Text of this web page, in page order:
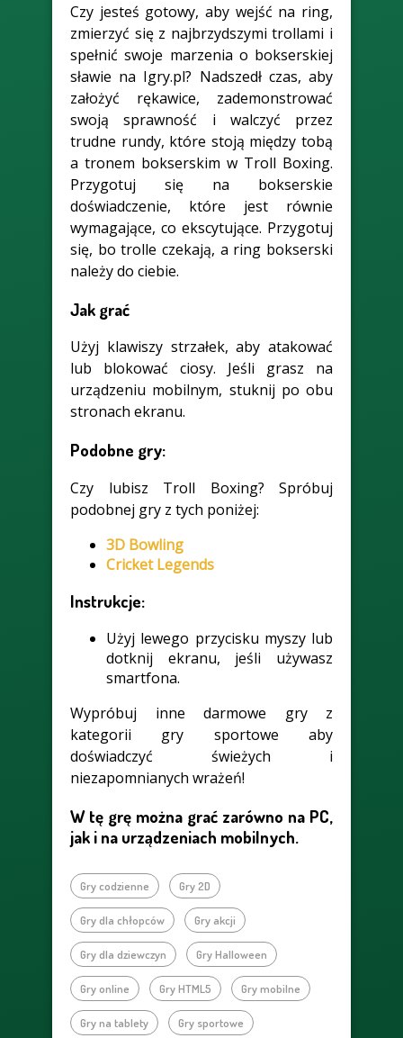
Czy jesteś gotowy, aby wejść na ring,
zmierzyć się z najbrzydszymi trollami i
spełnić swoje marzenia o bokserskiej
sławie na Igry.pl? Nadszedł czas, aby
założyć rękawice, zademonstrować
swoją sprawność i walczyć przez
trudne rundy, które stoją między tobą
a tronem bokserskim w Troll Boxing.
Przygotuj się na bokserskie
doświadczenie, które jest równie
wymagające, co ekscytujące. Przygotuj
się, bo trolle czekają, a ring bokserski
należy do ciebie.
Jak grać
Użyj klawiszy strzałek, aby atakować
lub blokować ciosy. Jeśli grasz na
urządzeniu mobilnym, stuknij po obu
stronach ekranu.
Podobne gry:
Czy lubisz Troll Boxing? Spróbuj
podobnej gry z tych poniżej:
3D Bowling
Cricket Legends
Instrukcje:
Użyj lewego przycisku myszy lub
dotknij ekranu, jeśli używasz
smartfona.
Wypróbuj inne darmowe gry z
kategorii gry sportowe aby
doświadczyć świeżych i
niezapomnianych wrażeń!
W tę grę można grać zarówno na PC,
jak i na urządzeniach mobilnych.
Gry codzienne Gry 2D
Gry dla chłopców Gry akcji
Gry dla dziewczyn Gry Halloween
Gry online Gry HTML5 Gry mobilne
Gry na tablety Gry sportowe